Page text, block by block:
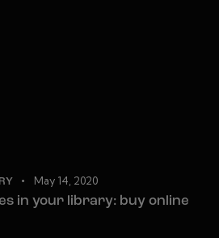
May 14, 2020
in your library: buy online